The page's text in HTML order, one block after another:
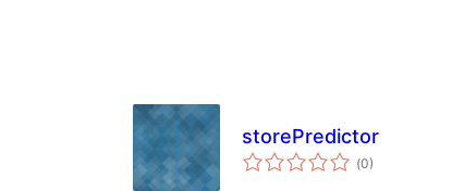
storePredictor
(Totalt
antal
0)